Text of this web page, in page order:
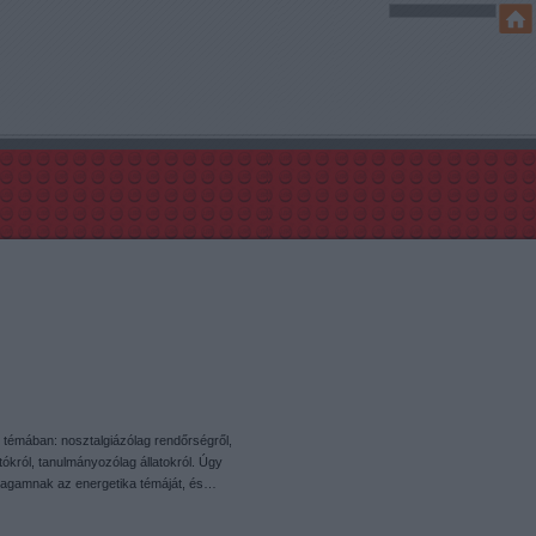
nosztalgiázólag rendőrségről,
tanulmányozólag állatokról. Úgy
az energetika témáját, és…